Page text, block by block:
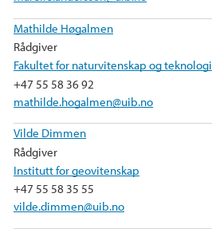
Mathilde Høgalmen
Rådgiver
Fakultet for naturvitenskap og teknologi
+47 55 58 36 92
mathilde.hogalmen@uib.no
Vilde Dimmen
Rådgiver
Institutt for geovitenskap
+47 55 58 35 55
vilde.dimmen@uib.no